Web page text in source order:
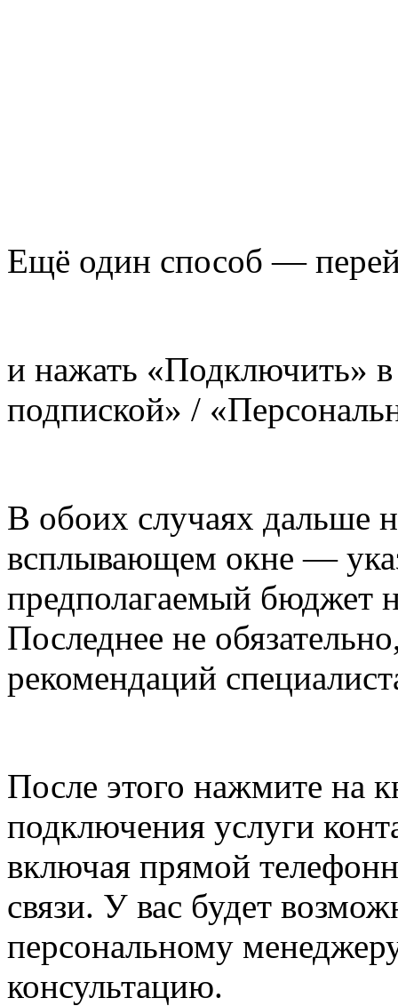
Ещё один способ —
и нажать «Подключить» в
подпиской» /
В обоих случаях дальше
всплывающем окне —
предполагаемый бюджет
Последнее не
рекомендаций
После этого нажмите на
подключения услуги
включая прямой
связи. У вас будет
персональному
консультацию.